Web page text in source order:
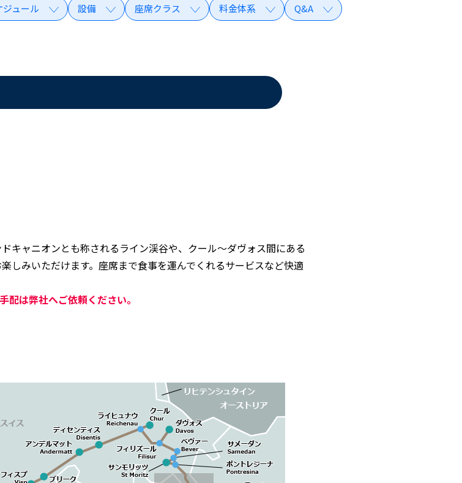
ュール 設備 座席クラス 料金体系 Q&A
キャニオンとも称されるライン渓谷や、クール～ダヴォス間にある
しみいただけます。座席まで食事を運んでくれるサービスなど快適
は弊社へご依頼ください。